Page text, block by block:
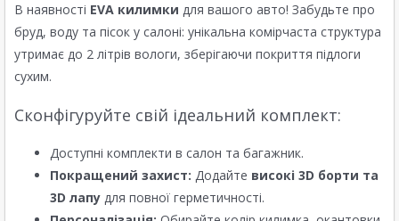
В наявності EVA килимки для вашого авто! Забудьте про
бруд, воду та пісок у салоні: унікальна комірчаста структура
утримає до 2 літрів вологи, зберігаючи покриття підлоги
сухим.
Сконфігуруйте свій ідеальний комплект:
Доступні комплекти в салон та багажник.
Покращений захист: Додайте високі 3D борти та
3D лапу для повної герметичності.